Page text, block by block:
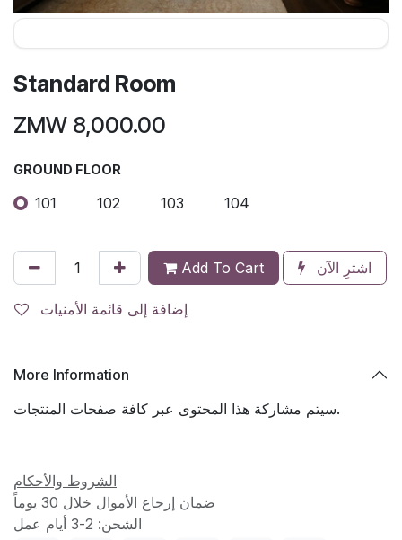
Standard Room
ZMW 8,000.00
GROUND FLOOR
101 102 103 104
Add To Cart اشترِ الآن
إضافة إلى قائمة الأمنيات
More Information
سيتم مشاركة هذا المحتوى عبر كافة صفحات المنتجات.
الشروط والأحكام
ضمان إرجاع الأموال خلال 30 يوماً
الشحن: 2-3 أيام عمل